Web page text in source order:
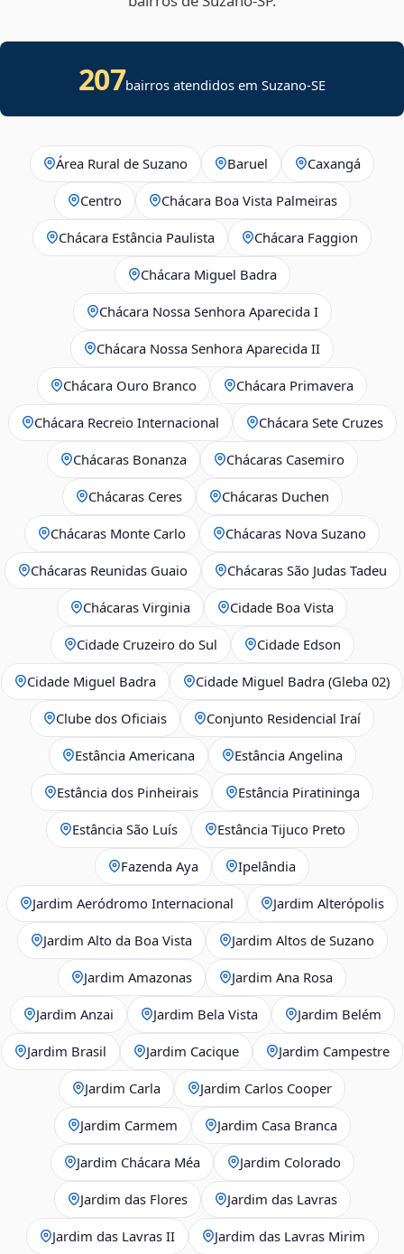
207bairros atendidos emSuzano-SE
Área Rural de Suzano Baruel Caxangá
Centro Chácara Boa Vista Palmeiras
Chácara Estância Paulista Chácara Faggion
Chácara Miguel Badra
Chácara Nossa Senhora Aparecida I
Chácara Nossa Senhora Aparecida II
Chácara Ouro Branco Chácara Primavera
Chácara Recreio Internacional Chácara Sete Cruzes
Chácaras Bonanza Chácaras Casemiro
Chácaras Ceres Chácaras Duchen
Chácaras Monte Carlo Chácaras Nova Suzano
Chácaras Reunidas Guaio Chácaras São Judas Tadeu
Chácaras Virginia Cidade Boa Vista
Cidade Cruzeiro do Sul Cidade Edson
Cidade Miguel Badra Cidade Miguel Badra (Gleba 02)
Clube dos Oficiais Conjunto Residencial Iraí
Estância Americana Estância Angelina
Estância dos Pinheirais Estância Piratininga
Estância São Luís Estância Tijuco Preto
Fazenda Aya Ipelândia
Jardim Aeródromo Internacional Jardim Alterópolis
Jardim Alto da Boa Vista Jardim Altos de Suzano
Jardim Amazonas Jardim Ana Rosa
Jardim Anzai Jardim Bela Vista Jardim Belém
Jardim Brasil Jardim Cacique Jardim Campestre
Jardim Carla Jardim Carlos Cooper
Jardim Carmem Jardim Casa Branca
Jardim Chácara Méa Jardim Colorado
Jardim das Flores Jardim das Lavras
Jardim das Lavras II Jardim das Lavras Mirim